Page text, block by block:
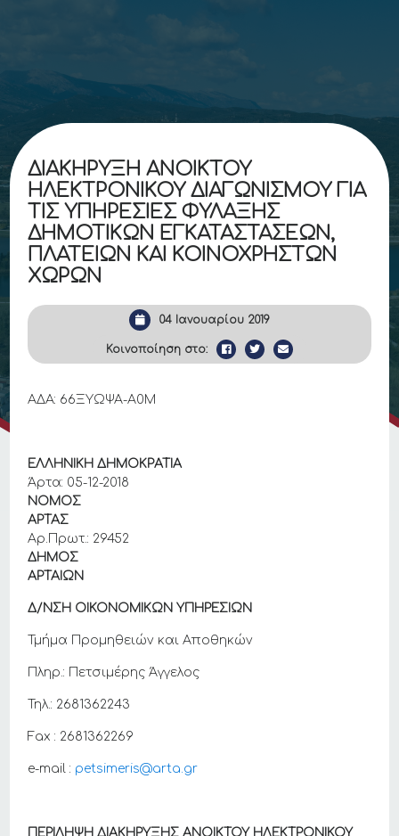
ΔΙΑΚΗΡΥΞΗ ΑΝΟΙΚΤΟΥ
ΗΛΕΚΤΡΟΝΙΚΟΥ ΔΙΑΓΩΝΙΣΜΟΥ ΓΙΑ
ΤΙΣ ΥΠΗΡΕΣΙΕΣ ΦΥΛΑΞΗΣ
ΔΗΜΟΤΙΚΩΝ ΕΓΚΑΤΑΣΤΑΣΕΩΝ,
ΠΛΑΤΕΙΩΝ ΚΑΙ ΚΟΙΝΟΧΡΗΣΤΩΝ
ΧΩΡΩΝ
04 Ιανουαρίου 2019
Κοινοποίηση στο:
ΑΔΑ: 66ΞΥΩΨΑ-Α0Μ
ΕΛΛΗΝΙΚΗ ΔΗΜΟΚΡΑΤΙΑ
Άρτα: 05-12-2018
ΝΟΜΟΣ
ΑΡΤΑΣ
Αρ.Πρωτ.: 29452
ΔΗΜΟΣ
ΑΡΤΑΙΩΝ
Δ/ΝΣΗ ΟΙΚΟΝΟΜΙΚΩΝ ΥΠΗΡΕΣΙΩΝ
Τμήμα Προμηθειών και Αποθηκών
Πληρ.: Πετσιμέρης Άγγελος
Τηλ.: 2681362243
Fax : 2681362269
e-mail : petsimeris@arta.gr
ΠΕΡΙΛΗΨΗ ΔΙΑΚΗΡΥΞΗΣ ΑΝΟΙΚΤΟΥ ΗΛΕΚΤΡΟΝΙΚΟΥ